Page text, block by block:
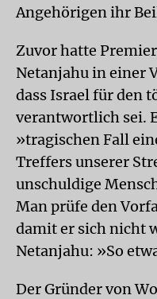
Angehörigen ihr
Zuvor hatte
Netanjahu in einer
dass Israel für den
verantwortlich sei.
»tragischen Fall
Treffers unserer
unschuldige
Man prüfe den
damit er sich nicht
Netanjahu: »So
Der Gründer von